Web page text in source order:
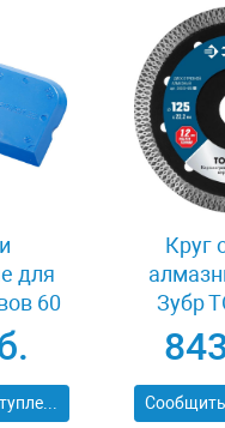
для
60
H2
Сообщить о поступлении
Круг
Зубр